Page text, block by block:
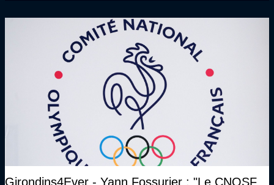
Girondins4Ever - Yann Fossurier : "Le CNOSF